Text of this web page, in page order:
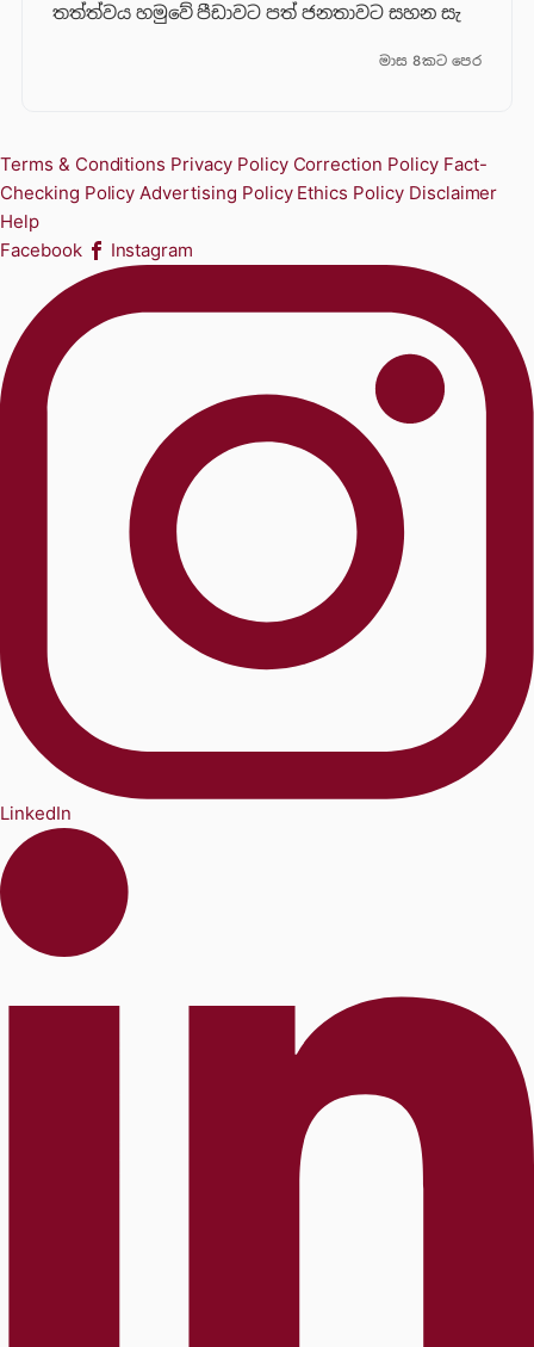
තත්ත්වය හමුවේ පීඩාවට පත් ජනතාවට සහන සැ
මාස 8කට පෙර
Terms & Conditions Privacy Policy Correction Policy Fact-
Checking Policy Advertising Policy Ethics Policy Disclaimer
Help
Facebook
Instagram
LinkedIn